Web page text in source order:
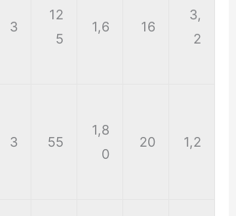
3
12
5
1,6 16
3,
2
3 55
1,8
0
20 1,2